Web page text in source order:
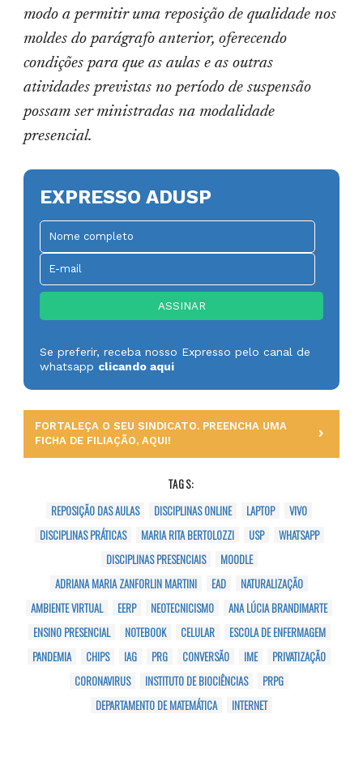
modo a permitir uma reposição de qualidade nos
moldes do parágrafo anterior, oferecendo
condições para que as aulas e as outras
atividades previstas no período de suspensão
possam ser ministradas na modalidade
presencial.
EXPRESSO ADUSP
Se preferir, receba nosso Expresso pelo canal de
whatsapp clicando aqui
FORTALEÇA O SEU SINDICATO. PREENCHA UMA
FICHA DE FILIAÇÃO, AQUI!
TAGS:
REPOSIÇÃO DAS AULAS
DISCIPLINAS ONLINE LAPTOP
VIVO
DISCIPLINAS PRÁTICAS
MARIA RITA BERTOLOZZI USP
WHATSAPP
DISCIPLINAS PRESENCIAIS
MOODLE
ADRIANA MARIA ZANFORLIN MARTINI
EAD
NATURALIZAÇÃO
AMBIENTE VIRTUAL
EERP NEOTECNICISMO
ANA LÚCIA BRANDIMARTE
ENSINO PRESENCIAL
NOTEBOOK CELULAR
ESCOLA DE ENFERMAGEM
PANDEMIA
CHIPS IAG PRG CONVERSÃO IME
PRIVATIZAÇÃO
CORONAVIRUS
INSTITUTO DE BIOCIÊNCIAS
PRPG
DEPARTAMENTO DE MATEMÁTICA
INTERNET